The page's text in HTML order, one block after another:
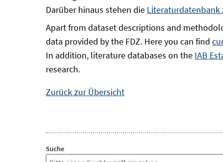
Darüber hinaus stehen die Literaturdatenbank
Apart from dataset descriptions and
data provided by the FDZ. Here you can find
In addition, literature databases on the IAB
research.
Zurück zur Übersicht
Suche